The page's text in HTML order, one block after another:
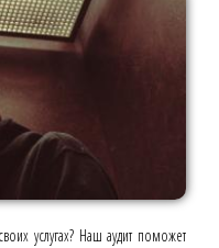
услугах? Наш аудит поможет